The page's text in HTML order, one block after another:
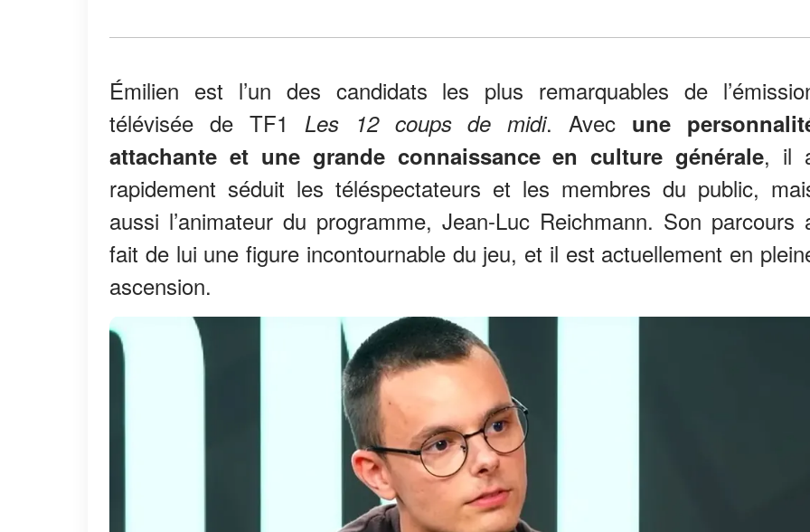
Émilien est l’un des candidats les plus remarquables de
télévisée de TF1 Les 12 coups de midi. Avec une
attachante et une grande connaissance en culture générale, il
rapidement séduit les téléspectateurs et les membres du public,
aussi l’animateur du programme, Jean-Luc Reichmann. Son parcours
fait de lui une figure incontournable du jeu, et il est actuellement en
ascension.